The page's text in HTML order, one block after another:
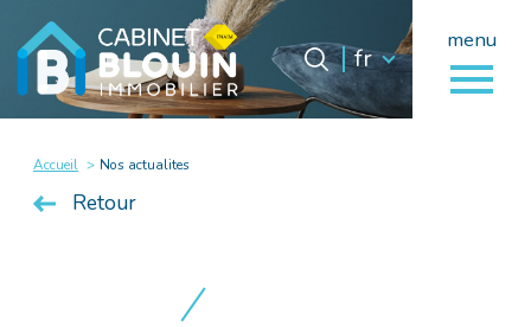
menu
Langue
fr
Accueil 0 Langue
fr
Accueil Nos actualites
Retour